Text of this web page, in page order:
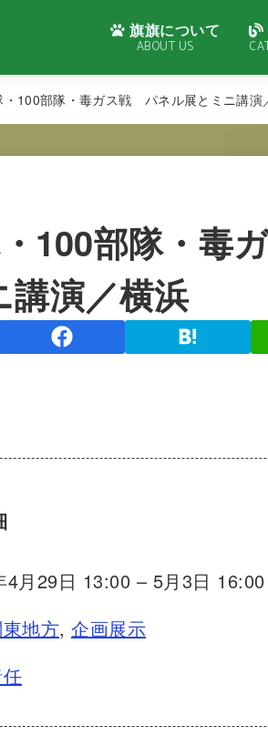
旗旗について
ABOUT US
・100部隊・毒ガス戦 パネル展とミニ講演
100部隊・毒
講演／横浜
4月29日 13:00 – 5月3日 16:00
地方, 企画展示